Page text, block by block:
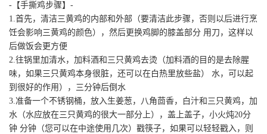
-【手撕鸡步骤】-
1.首先，清洁三黄鸡的内部和外部（要清洁此步骤，否则以后进行烹
饪会影响三黄鸡的颜色），然后更换鸡脚的膝盖部分 用刀，这样以
后做饭会更方便
2.往锅里加清水，加料酒和三只黄鸡去烫（加料酒的目的是去除腥
味，如果三只黄鸡本身很脏，还可以在白热里放些盐） 水，可以起
到很好的作用），三分钟后倒水
3.准备一个不锈钢桶，放入生姜葱，八角茴香，白汁和三只黄鸡，加
水（水应放在三只黄鸡的很大一部分上），盖上盖子，小火炖20分
钟 分钟（您可以在中途使用几次）戳筷子，如果可以轻轻戳入，则